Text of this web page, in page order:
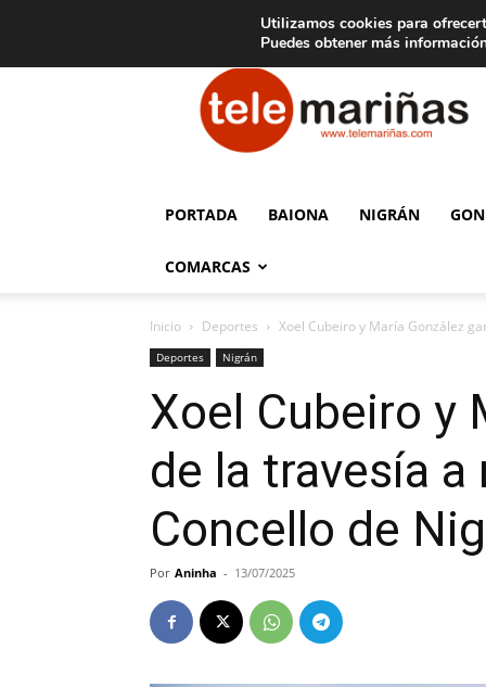
Aviso legal Tarifas de publicidad
Telemariñas
PORTADA BAIONA NIGRÁN
COMARCAS
Inicio Deportes Xoel Cubeiro y María González
Deportes Nigrán
Xoel Cubeiro y
de la travesía a
Concello de
Por Aninha - 13/07/2025
Utilizamos cookies para
Puedes obtener más